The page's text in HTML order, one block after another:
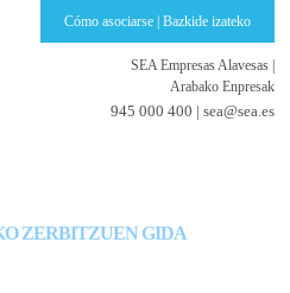
Cómo asociarse | Bazkide izateko
SEA Empresas Alavesas
Arabako Enpresak
945 000 400 | sea@sea.es
ZERBITZUEN GIDA